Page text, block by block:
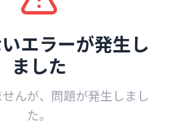
エラーが発生し
ました
んが、問題が発生しまし
た。